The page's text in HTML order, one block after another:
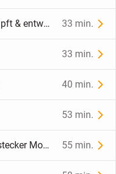
Maltipoo Welpe 13 Wochen - geimpft & entwurmt 33 min.
33 min.
40 min.
53 min.
große goldfarbene Ohrringe / Ohrstecker Modeschmuck 55 min.